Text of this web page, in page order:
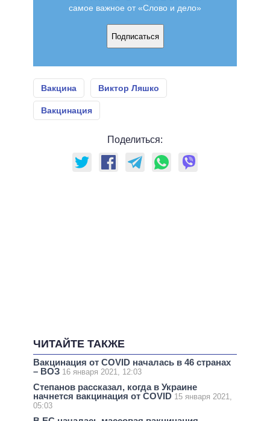
самое важное от «Слово и дело»
Подписаться
Вакцина Виктор Ляшко
Вакцинация
Поделиться:
ЧИТАЙТЕ ТАКЖЕ
Вакцинация от COVID началась в 46 странах
– ВОЗ 16 января 2021, 12:03
Степанов рассказал, когда в Украине
начнется вакцинация от COVID 15 января 2021,
05:03